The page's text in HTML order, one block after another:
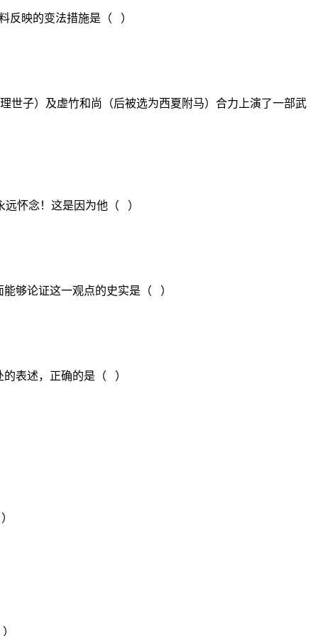
反映的变法措施是（ ）
世子）及虚竹和尚（后被选为西夏附马）合力上演了一部武
远怀念！这是因为他（ ）
够论证这一观点的史实是（ ）
的表述，正确的是（ ）